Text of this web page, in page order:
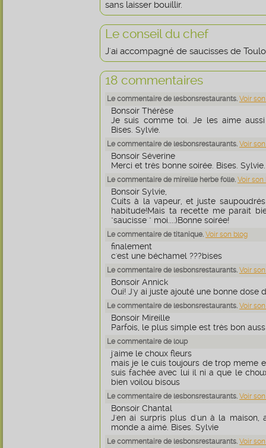
sans laisser bouillir.
Le conseil du chef
J'ai accompagné de saucisses de
18 commentaires
Le commentaire de lesbonsrestaurants. Voir
Bonsoir Thérèse
Je suis comme toi. Je les aime
Bises. Sylvie.
Le commentaire de lesbonsrestaurants. Voir
Bonsoir Séverine
Merci et très bonne soirée. Bises. Sylvie.
Le commentaire de mireille herbe folle. Voir son
Bonsoir Sylvie,
Cuits à la vapeur, et juste
habitude!Mais ta recette me parait
"saucisse " moi....)Bonne soirée!
Le commentaire de titanique. Voir son blog
finalement
c'est une béchamel ???bises
Le commentaire de lesbonsrestaurants. Voir
Bonsoir Annick
Oui! J'y ai juste ajouté une bonne dose
Le commentaire de lesbonsrestaurants. Voir
Bonsoir Mireille
Parfois, le plus simple est très bon
Le commentaire de loup
j'aime le choux fleurs
mais je le cuis toujours de trop meme
suis fachée avec lui il ni a que le
bien voilou bisous
Le commentaire de lesbonsrestaurants. Voir
Bonsoir Chantal
J'en ai surpris plus d'un à la
monde a aimé. Bises. Sylvie
Le commentaire de lesbonsrestaurants. Voir